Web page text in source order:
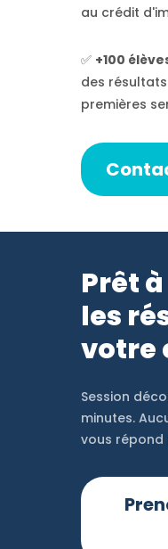
au crédit
✅ +100
des
premières
Prêt
les
votre
Session
minutes.
vous répond